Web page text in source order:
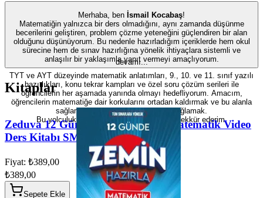
Merhaba, ben İsmail Kocabaş!
Matematiğin yalnızca bir ders olmadığını, aynı zamanda düşünme
becerilerini geliştiren, problem çözme yeteneğini güçlendiren bir alan
olduğunu düşünüyorum. Bu nedenle hazırladığım içeriklerde hem okul
sürecine hem de sınav hazırlığına yönelik ihtiyaçlara sistemli ve
anlaşılır bir yaklaşımla yanıt vermeyi amaçlıyorum.
TYT ve AYT düzeyinde matematik anlatımları, 9., 10. ve 11. sınıf yazılı
hazırlıkları, konu tekrar kampları ve özel soru çözüm serileri ile
öğrencilerin her aşamada yanında olmayı hedefliyorum. Amacım,
öğrencilerin matematiğe dair korkularını ortadan kaldırmak ve bu alanla
sağlam, kalıcı bir bağ kurmalarını sağlamak.
Bu yolculukta bana eşlik eden herkese teşekkür ederim.
devamı...
Kitaplar
Zeduva 12 Günde Zemin Hazırla Matematik Video
Ders Kitabı SML Matematik
Fiyat: ₺389,00
₺389,00
Sepete Ekle